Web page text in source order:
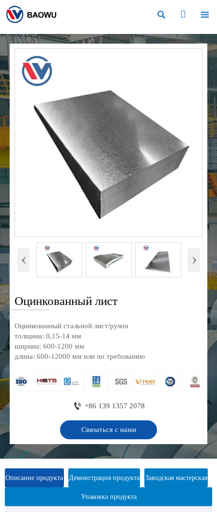
  
‹ ›
Оцинкованный лист
Оцинкованный стальной лист/рулон
толщина: 0,15-14 мм
ширина: 600-1200 мм
длина: 600-12000 мм или по требованию
 +86 139 1357 2078
Связаться с нами
Описание продукта Демонстрация продукта Заводская мастерская
Упаковка продукта